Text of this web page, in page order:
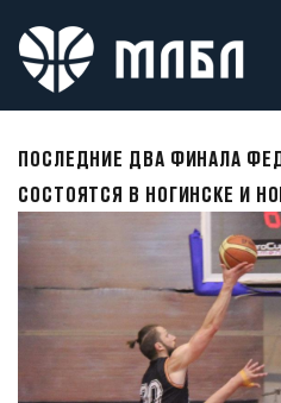
ПОСЛЕДНИЕ ДВА ФИНАЛА
СОСТОЯТСЯ В НОГИНСКЕ И